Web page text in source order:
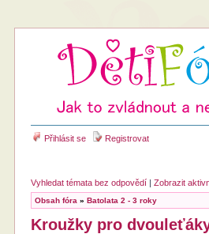
Přihlásit se Registrovat
Vyhledat témata bez odpovědí |Zobrazit
Obsah fóra »Batolata 2 - 3 roky
Kroužky pro